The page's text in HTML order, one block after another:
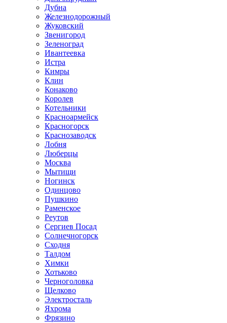
Дубна
Железнодорожный
Жуковский
Звенигород
Зеленоград
Ивантеевка
Истра
Кимры
Клин
Конаково
Королев
Котельники
Красноармейск
Красногорск
Краснозаводск
Лобня
Люберцы
Москва
Мытищи
Ногинск
Одинцово
Пушкино
Раменское
Реутов
Сергиев Посад
Солнечногорск
Сходня
Талдом
Химки
Хотьково
Черноголовка
Щелково
Электросталь
Яхрома
Фрязино